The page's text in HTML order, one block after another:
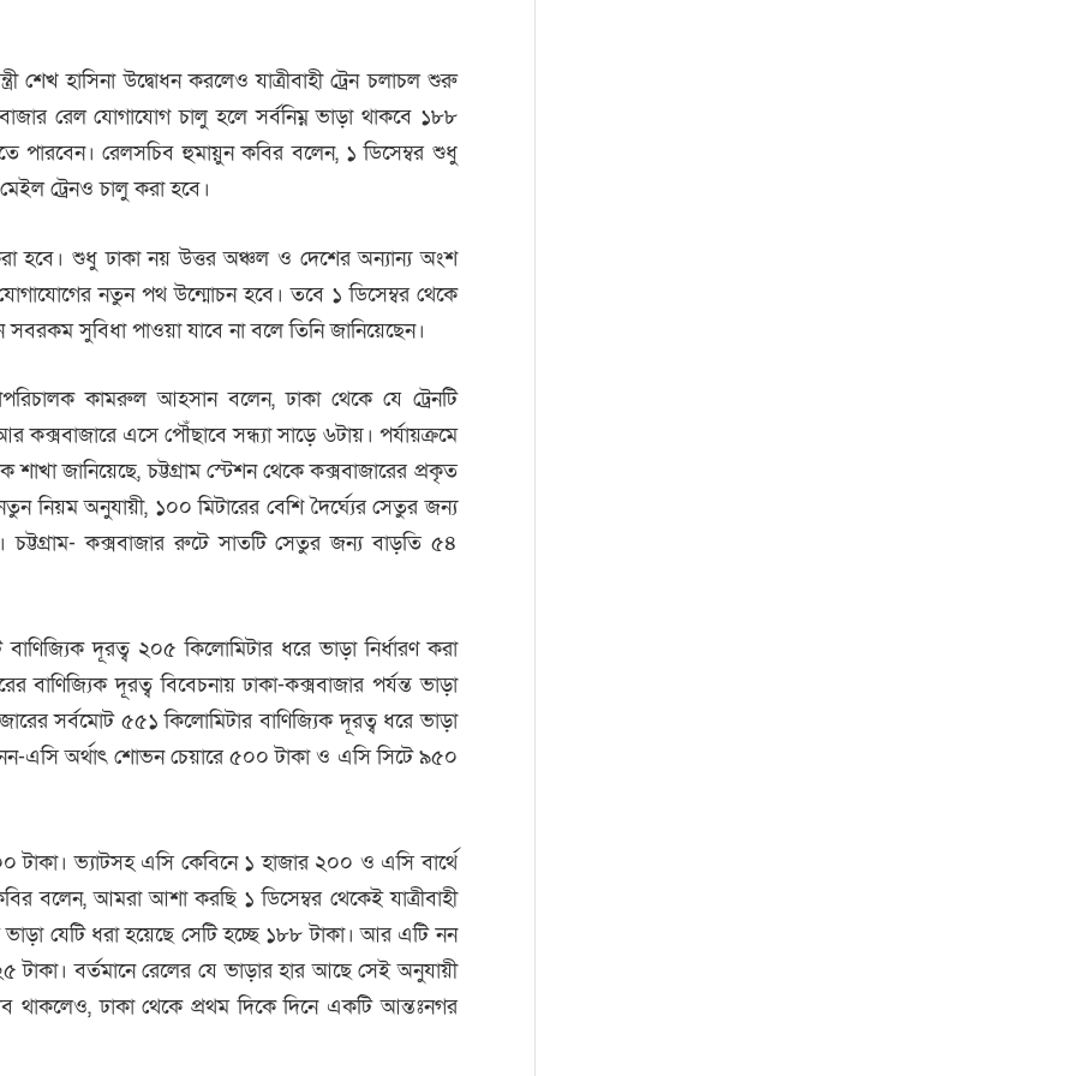
শেখ হাসিনা উদ্বোধন করলেও যাত্রীবাহী ট্রেন চলাচল শুরু
রেল যোগাযোগ চালু হলে সর্বনিম্ন ভাড়া থাকবে ১৮৮
পারবেন। রেলসচিব হুমায়ুন কবির বলেন, ১ ডিসেম্বর শুধু
ট্রেনও চালু করা হবে।
হবে। শুধু ঢাকা নয় উত্তর অঞ্চল ও দেশের অন্যান্য অংশ
নতুন পথ উন্মোচন হবে। তবে ১ ডিসেম্বর থেকে
সুবিধা পাওয়া যাবে না বলে তিনি জানিয়েছেন।
কামরুল আহসান বলেন, ঢাকা থেকে যে ট্রেনটি
এসে পৌঁছাবে সন্ধ্যা সাড়ে ৬টায়। পর্যায়ক্রমে
জানিয়েছে, চট্টগ্রাম স্টেশন থেকে কক্সবাজারের প্রকৃত
নিয়ম অনুযায়ী, ১০০ মিটারের বেশি দৈর্ঘ্যের সেতুর জন্য
চট্টগ্রাম- কক্সবাজার রুটে সাতটি সেতুর জন্য বাড়তি ৫৪
দূরত্ব ২০৫ কিলোমিটার ধরে ভাড়া নির্ধারণ করা
বাণিজ্যিক দূরত্ব বিবেচনায় ঢাকা-কক্সবাজার পর্যন্ত ভাড়া
সর্বমোট ৫৫১ কিলোমিটার বাণিজ্যিক দূরত্ব ধরে ভাড়া
নন-এসি অর্থাৎ শোভন চেয়ারে ৫০০ টাকা ও এসি সিটে ৯৫০
ভ্যাটসহ এসি কেবিনে ১ হাজার ২০০ ও এসি বার্থে
বলেন, আমরা আশা করছি ১ ডিসেম্বর থেকেই যাত্রীবাহী
যেটি ধরা হয়েছে সেটি হচ্ছে ১৮৮ টাকা। আর এটি নন
টাকা। বর্তমানে রেলের যে ভাড়ার হার আছে সেই অনুযায়ী
থাকলেও, ঢাকা থেকে প্রথম দিকে দিনে একটি আন্তঃনগর